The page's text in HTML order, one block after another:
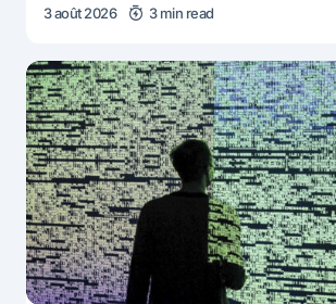
3 août 2026 3 min read